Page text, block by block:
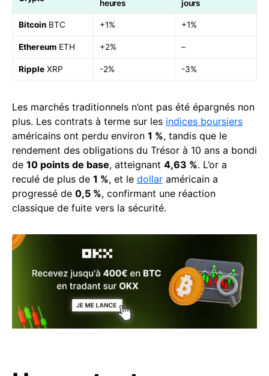
heures
jours
Bitcoin BTC +1% +1%
Ethereum ETH +2% –
Ripple XRP -2% -3%
Les marchés traditionnels n’ont pas été épargnés non
plus. Les contrats à terme sur les indices boursiers
américains ont perdu environ 1 %, tandis que le
rendement des obligations du Trésor à 10 ans a bondi
de 10 points de base, atteignant 4,63 %. L’or a
reculé de plus de 1 %, et le dollar américain a
progressé de 0,5 %, confirmant une réaction
classique de fuite vers la sécurité.